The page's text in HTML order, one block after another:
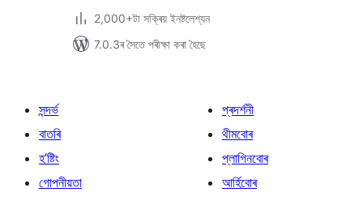
2,000+টা সক্ৰিয় ইনষ্টলেশ্যন
7.0.3ৰ সৈতে পৰীক্ষা কৰা হৈছে
সন্দৰ্ভ
বাতৰি
হ’ষ্টিং
গোপনীয়তা
প্ৰদৰ্শনী
থীমবোৰ
প্লাগিনবোৰ
আৰ্হিবোৰ